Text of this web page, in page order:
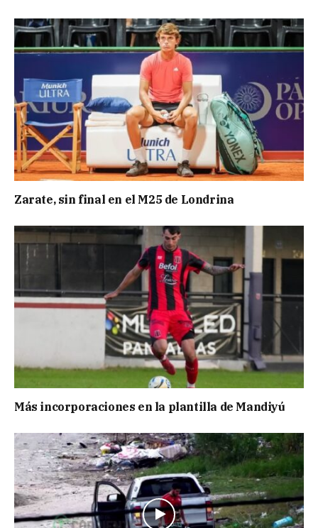
Zarate, sin final en el M25 de Londrina
Más incorporaciones en la plantilla de Mandiyú